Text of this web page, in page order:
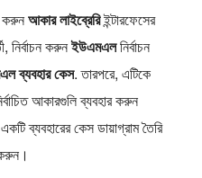
করুনআকার লাইব্রেরিইন্টারফেসের
নির্বাচন করুনইউএমএলনির্বাচন
ব্যবহার কেস. তারপরে, এটিকে
আকারগুলি ব্যবহার করুন
ব্যবহারের কেস ডায়াগ্রাম তৈরি